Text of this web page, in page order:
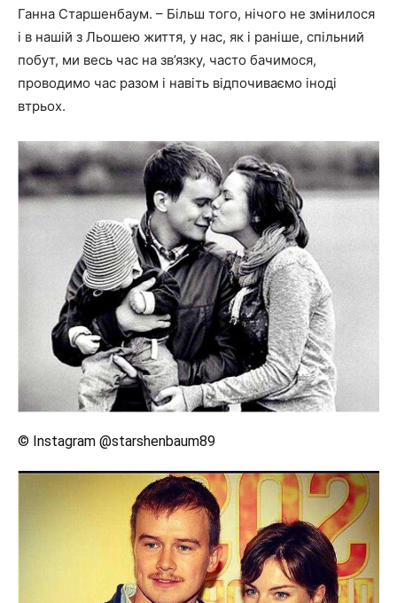
Ганна Старшенбаум. – Більш того, нічого не змінилося
і в нашій з Льошею життя, у нас, як і раніше, спільний
побут, ми весь час на зв’язку, часто бачимося,
проводимо час разом і навіть відпочиваємо іноді
втрьох.
© Instagram @starshenbaum89